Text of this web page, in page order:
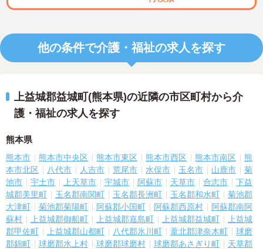
他の条件で介護・福祉の求人を探す
上益城郡益城町(熊本県)の近隣の市区町村から介
護・福祉の求人を探す
熊本県
熊本市 熊本市中央区 熊本市東区 熊本市西区 熊本市南区
熊
本市北区
八代市 人吉市 荒尾市 水俣市 玉名市 山鹿市
菊
池市
宇土市 上天草市 宇城市 阿蘇市 天草市 合志市
下益
城郡美里町
玉名郡南関町 玉名郡長洲町 玉名郡和水町
菊池郡
大津町
菊池郡菊陽町 阿蘇郡小国町 阿蘇郡西原村
阿蘇郡南阿
蘇村
上益城郡御船町 上益城郡嘉島町 上益城郡益城町
上益城
郡甲佐町
上益城郡山都町 八代郡氷川町 葦北郡津奈木町
球磨
郡錦町
球磨郡水上村 球磨郡球磨村 球磨郡あさぎり町
天草郡